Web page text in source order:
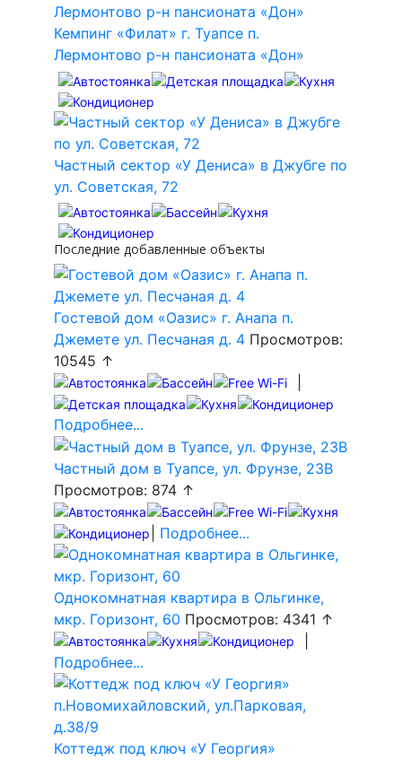
Кемпинг «Филат» г. Туапсе п.
Лермонтово р-н пансионата «Дон»
Частный сектор «У Дениса» в Джубге по
ул. Советская, 72
Последние добавленные объекты
Гостевой дом «Оазис» г. Анапа п.
Джемете ул. Песчаная д. 4 Просмотров:
10545 ↑
Подробнее...
Частный дом в Туапсе, ул. Фрунзе, 23В
Просмотров: 874 ↑
Подробнее...
Однокомнатная квартира в Ольгинке,
мкр. Горизонт, 60 Просмотров: 4341 ↑
Подробнее...
Коттедж под ключ «У Георгия»